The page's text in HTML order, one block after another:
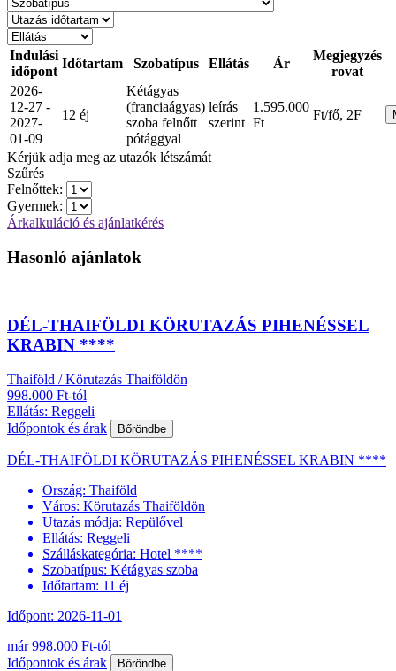
Indulási
időpont
Időtartam Szobatípus Ellátás Ár
Megjegyzés
rovat
2026-
12-27 -
2027-
01-09
12 éj
Kétágyas
(franciaágyas)
szoba felnőtt
pótággyal
leírás
szerint
1.595.000
Ft
Ft/fő, 2F
Kérjük adja meg az utazók létszámát
Szűrés
Felnőttek:
Gyermek:
Árkalkuláció és ajánlatkérés
Hasonló ajánlatok
DÉL-THAIFÖLDI KÖRUTAZÁS PIHENÉSSEL
KRABIN ****
Thaiföld / Körutazás Thaiföldön
998.000 Ft-tól
Ellátás: Reggeli
Időpontok és árak
Bőröndbe
DÉL-THAIFÖLDI KÖRUTAZÁS PIHENÉSSEL KRABIN ****
Ország: Thaiföld
Város: Körutazás Thaiföldön
Utazás módja: Repülővel
Ellátás: Reggeli
Szálláskategória: Hotel ****
Szobatípus: Kétágyas szoba
Időtartam: 11 éj
Időpont: 2026-11-01
már 998.000 Ft-tól
Időpontok és árak
Bőröndbe